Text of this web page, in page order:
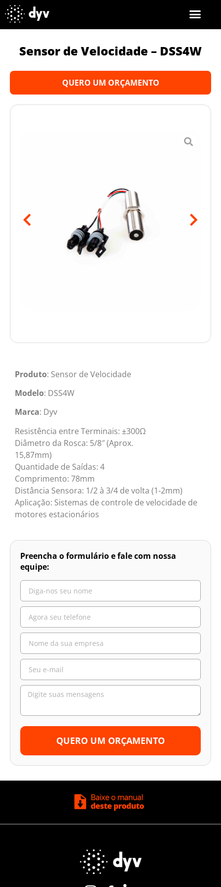
Sensor de Velocidade – DSS4W
QUERO UM ORÇAMENTO
Produto: Sensor de Velocidade
Modelo: DSS4W
Marca: Dyv
Resistência entre Terminais: ±300Ω
Diâmetro da Rosca: 5/8″ (Aprox.
15,87mm)
Quantidade de Saídas: 4
Comprimento: 78mm
Distância Sensora: 1/2 à 3/4 de volta (1-2mm)
Aplicação: Sistemas de controle de velocidade de
motores estacionários
Preencha o formulário e fale com nossa
equipe:
QUERO UM ORÇAMENTO